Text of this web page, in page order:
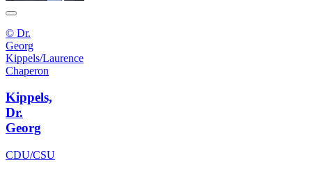
© Dr.
Georg
Kippels/Laurence
Chaperon
Kippels,
Dr.
Georg
CDU/CSU